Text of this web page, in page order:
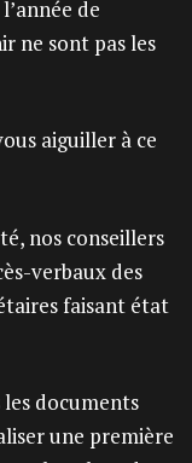
de
ne sont pas les
aiguiller à ce
nos conseillers
verbaux des
faisant état
documents
une première